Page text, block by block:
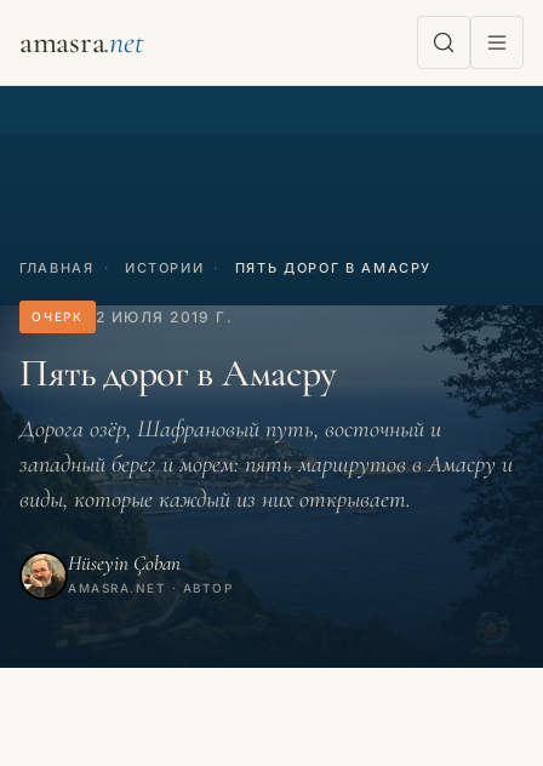
amasra
ГЛАВНАЯ · ИСТОРИИ · ПЯТЬ ДОРОГ В АМАСРУ
ОЧЕРК 2 ИЮЛЯ 2019 Г.
Пять дорог в Амасру
Дорога озёр, Шафрановый путь, восточный и
западный берег и морем: пять маршрутов в Амасру и
виды, которые каждый из них открывает.
Hüseyin Çoban
AMASRA.NET · АВТОР